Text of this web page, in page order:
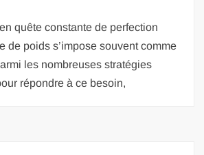
quête constante de perfection
de poids s’impose souvent comme
les nombreuses stratégies
répondre à ce besoin,